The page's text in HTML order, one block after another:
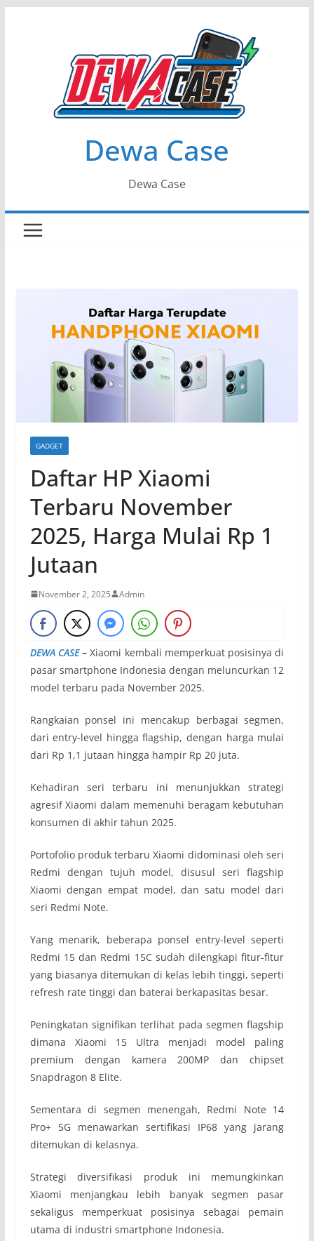
Dewa Case
Dewa Case
GADGET
Daftar HP Xiaomi
Terbaru November
2025, Harga Mulai Rp 1
Jutaan
November 2, 2025 Admin
DEWA CASE– Xiaomi kembali memperkuat posisinya di
pasar smartphone Indonesia dengan meluncurkan 12
model terbaru pada November 2025.
Rangkaian ponsel ini mencakup berbagai segmen,
dari entry-level hingga flagship, dengan harga mulai
dari Rp 1,1 jutaan hingga hampir Rp 20 juta.
Kehadiran seri terbaru ini menunjukkan strategi
agresif Xiaomi dalam memenuhi beragam kebutuhan
konsumen di akhir tahun 2025.
Portofolio produk terbaru Xiaomi didominasi oleh seri
Redmi dengan tujuh model, disusul seri flagship
Xiaomi dengan empat model, dan satu model dari
seri Redmi Note.
Yang menarik, beberapa ponsel entry-level seperti
Redmi 15 dan Redmi 15C sudah dilengkapi fitur-fitur
yang biasanya ditemukan di kelas lebih tinggi, seperti
refresh rate tinggi dan baterai berkapasitas besar.
Peningkatan signifikan terlihat pada segmen flagship
dimana Xiaomi 15 Ultra menjadi model paling
premium dengan kamera 200MP dan chipset
Snapdragon 8 Elite.
Sementara di segmen menengah, Redmi Note 14
Pro+ 5G menawarkan sertifikasi IP68 yang jarang
ditemukan di kelasnya.
Strategi diversifikasi produk ini memungkinkan
Xiaomi menjangkau lebih banyak segmen pasar
sekaligus memperkuat posisinya sebagai pemain
utama di industri smartphone Indonesia.